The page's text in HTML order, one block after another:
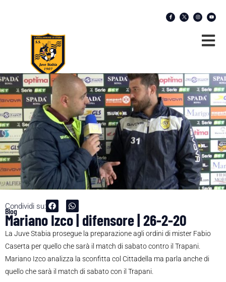
Condividi su:
Blog
Mariano Izco | difensore | 26-2-20
La Juve Stabia prosegue la preparazione agli ordini di mister Fabio
Caserta per quello che sarà il match di sabato contro il Trapani.
Mariano Izco analizza la sconfitta col Cittadella ma parla anche di
quello che sarà il match di sabato con il Trapani.